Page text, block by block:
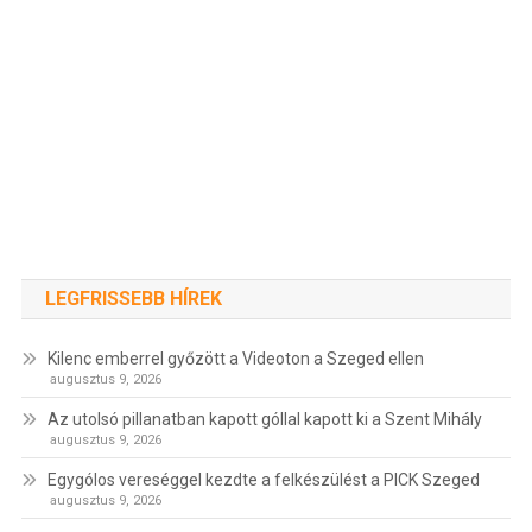
LEGFRISSEBB HÍREK
Kilenc emberrel győzött a Videoton a Szeged ellen
augusztus 9, 2026
Az utolsó pillanatban kapott góllal kapott ki a Szent Mihály
augusztus 9, 2026
Egygólos vereséggel kezdte a felkészülést a PICK Szeged
augusztus 9, 2026